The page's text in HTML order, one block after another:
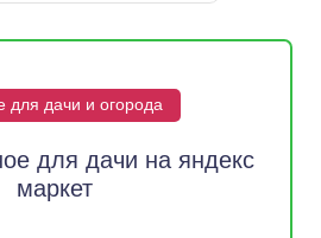
для дачи и огорода
для дачи на яндекс
маркет